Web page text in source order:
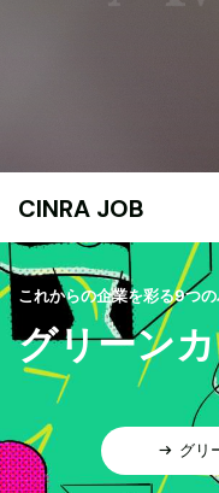
CINRA JOB
これからの企業を彩る9つ
グリーン
グリ